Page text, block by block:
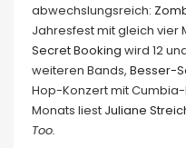
abwechslungsreich:
Jahresfest mit gleich vier
Secret Booking wird 12
weiteren Bands, Besser-
Hop-Konzert mit Cumbia-
Monats liest Juliane
Too.